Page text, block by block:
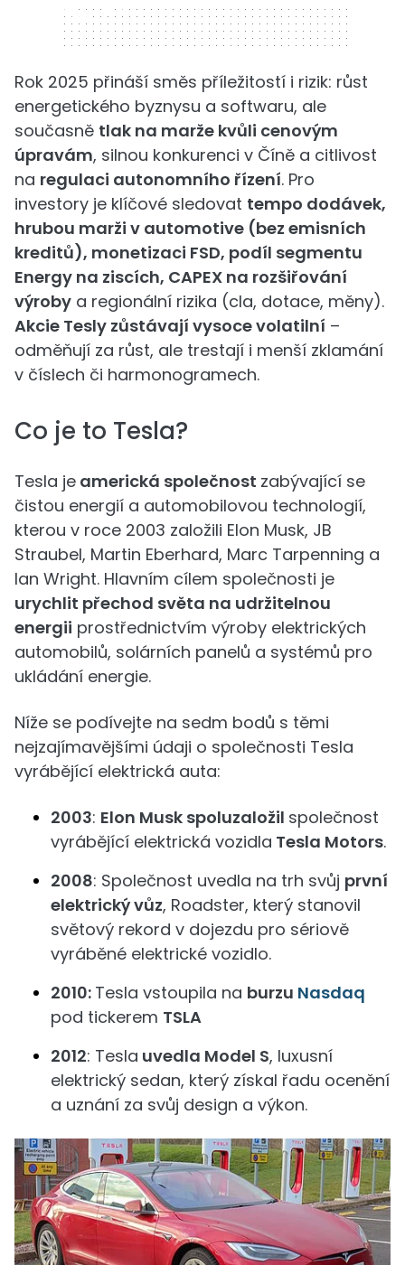
320 x 50
Rok 2025 přináší směs příležitostí i rizik: růst
energetického byznysu a softwaru, ale
současně tlak na marže kvůli cenovým
úpravám, silnou konkurenci v Číně a citlivost
na regulaci autonomního řízení. Pro
investory je klíčové sledovat tempo dodávek,
hrubou marži v automotive (bez emisních
kreditů), monetizaci FSD, podíl segmentu
Energy na ziscích, CAPEX na rozšiřování
výroby a regionální rizika (cla, dotace, měny).
Akcie Tesly zůstávají vysoce volatilní –
odměňují za růst, ale trestají i menší zklamání
v číslech či harmonogramech.
Co je to Tesla?
Tesla je americká společnost zabývající se
čistou energií a automobilovou technologií,
kterou v roce 2003 založili Elon Musk, JB
Straubel, Martin Eberhard, Marc Tarpenning a
Ian Wright. Hlavním cílem společnosti je
urychlit přechod světa na udržitelnou
energii prostřednictvím výroby elektrických
automobilů, solárních panelů a systémů pro
ukládání energie.
Níže se podívejte na sedm bodů s těmi
nejzajímavějšími údaji o společnosti Tesla
vyrábějící elektrická auta:
2003: Elon Musk spoluzaložil společnost
vyrábějící elektrická vozidla Tesla Motors.
2008: Společnost uvedla na trh svůj první
elektrický vůz, Roadster, který stanovil
světový rekord v dojezdu pro sériově
vyráběné elektrické vozidlo.
2010: Tesla vstoupila na burzu Nasdaq
pod tickerem TSLA
2012: Tesla uvedla Model S, luxusní
elektrický sedan, který získal řadu ocenění
a uznání za svůj design a výkon.